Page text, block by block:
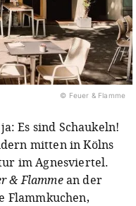
© Feuer & Flamme
Es sind Schaukeln!
mitten in Kölns
im Agnesviertel.
& Flammean der
Flammkuchen,